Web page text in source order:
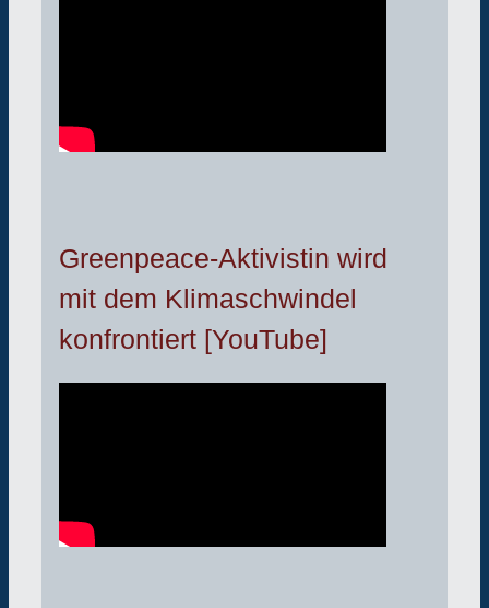
Greenpeace-Aktivistin wird
mit dem Klimaschwindel
konfrontiert [YouTube]